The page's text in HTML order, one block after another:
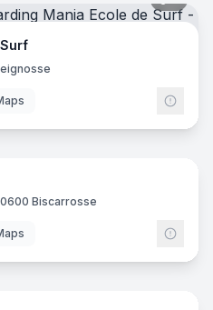
16
Biscarrosse
7